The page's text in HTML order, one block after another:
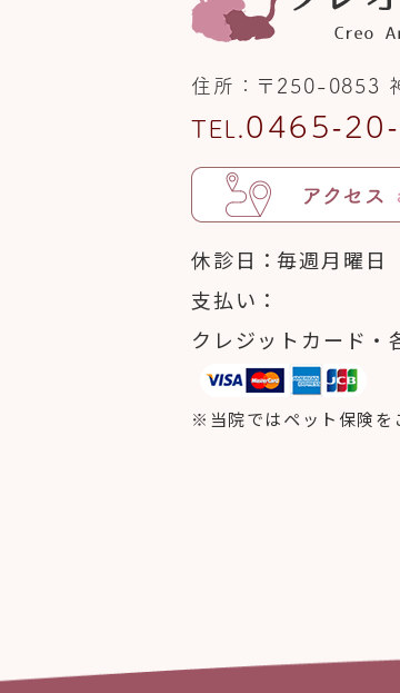
住所 〒250-0853
TEL.0465-
休診日
毎週月曜日
支払い
クレジットカード・
※当院ではペット保険を